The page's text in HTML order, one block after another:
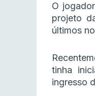
O
projeto
últimos
tinha
ingresso